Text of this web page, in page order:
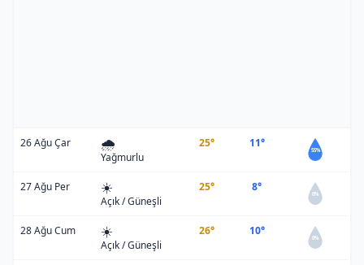
26 Ağu Çar 🌧️
Yağmurlu
25° 11°
55%
27 Ağu Per ☀️
Açık / Güneşli
25° 8°
0%
28 Ağu Cum ☀️
Açık / Güneşli
26° 10°
0%